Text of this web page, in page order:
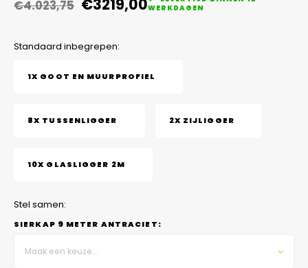
€4.023,75 €3219,00WERKDAGEN
Standaard inbegrepen:
1X GOOT EN MUURPROFIEL
8X TUSSENLIGGER 2X ZIJLIGGER
10X GLASLIGGER 2M
Stel samen:
SIERKAP 9 METER ANTRACIET:
Maak een keuze...